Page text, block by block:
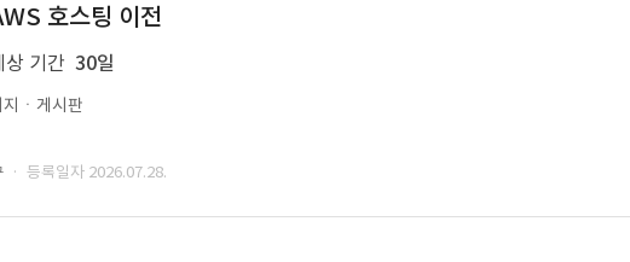
호스팅 이전
상 기간 30일
지ㆍ게시판
· 등록일자 2026.07.28.